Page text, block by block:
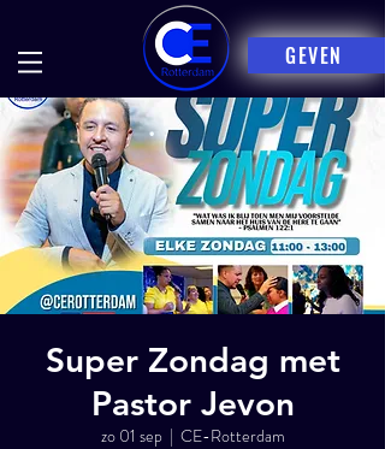
GEVEN
Super Zondag met
Pastor Jevon
zo 01 sep
  |
CE-Rotterdam